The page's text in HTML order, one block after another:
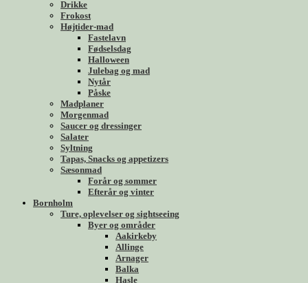
Drikke
Frokost
Højtider-mad
Fastelavn
Fødselsdag
Halloween
Julebag og mad
Nytår
Påske
Madplaner
Morgenmad
Saucer og dressinger
Salater
Syltning
Tapas, Snacks og appetizers
Sæsonmad
Forår og sommer
Efterår og vinter
Bornholm
Ture, oplevelser og sightseeing
Byer og områder
Aakirkeby
Allinge
Arnager
Balka
Hasle